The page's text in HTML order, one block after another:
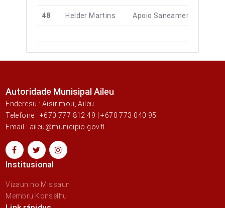
48 Helder Martins Apoio Saneamento
Autoridade Munisipal Aileu
Enderesu : Aisirimou, Aileu
Telefone : +670 777 812 49 | +670 773 040 95
Email : aileu@municipio.gov.tl
Institusional
Vizaun no Missaun
Membru Konselhu